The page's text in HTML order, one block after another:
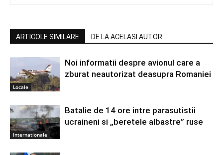
ARTICOLE SIMILARE DE LA ACELASI AUTOR
Locale
Noi informatii despre avionul care a
zburat neautorizat deasupra Romaniei
Internationale
Batalie de 14 ore intre parasutistii
ucraineni si „beretele albastre” ruse